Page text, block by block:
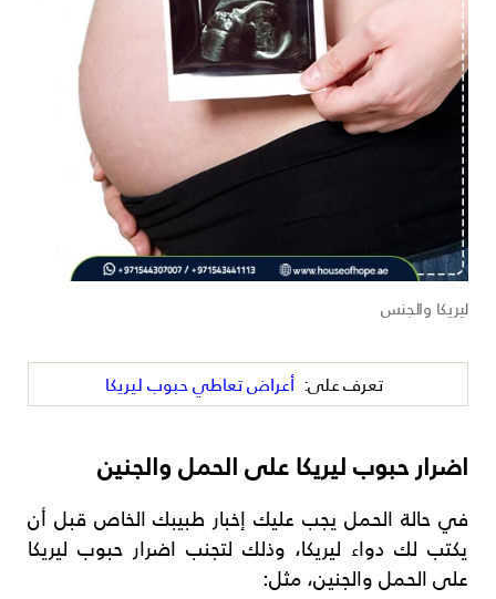
ليريكا والجنس
تعرف على: أعراض تعاطي حبوب ليريكا
اضرار حبوب ليريكا على الحمل والجنين
في حالة الحمل يجب عليك إخبار طبيبك الخاص قبل أن
يكتب لك دواء ليريكا، وذلك لتجنب اضرار حبوب ليريكا
على الحمل والجنين، مثل: